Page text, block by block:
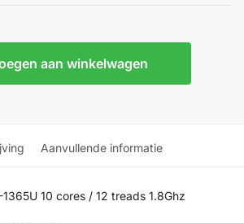
aan winkelwagen
Aanvullende informatie
10 cores / 12 treads 1.8Ghz